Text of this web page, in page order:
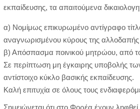
εκπαίδευσης, τα απαιτούμενα
α) Νομίμως επικυρωμένο αντίγραφο
αναγνωρισμένου κύρους της αλλοδαπής
β) Απόσπασμα ποινικού μητρώου, από
Σε περίπτωση μη έγκαιρης υποβολής
αντίστοιχο κύκλο βασικής εκπαίδευσης.
Καλή επιτυχία σε όλους τους
Σημειώνεται ότι στο Φορέα έχουν